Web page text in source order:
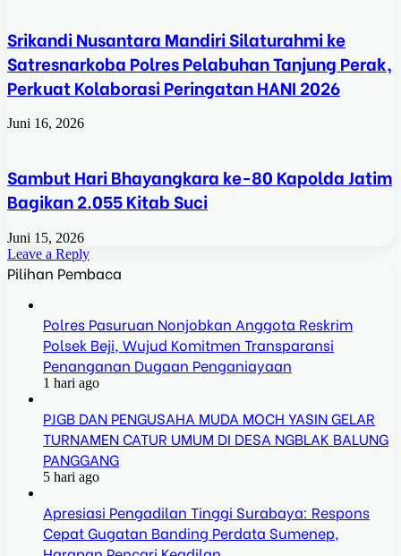
Srikandi Nusantara Mandiri Silaturahmi ke
Satresnarkoba Polres Pelabuhan Tanjung Perak,
Perkuat Kolaborasi Peringatan HANI 2026
Juni 16, 2026
Sambut Hari Bhayangkara ke-80 Kapolda Jatim
Bagikan 2.055 Kitab Suci
Juni 15, 2026
Leave a Reply
Pilihan Pembaca
Polres Pasuruan Nonjobkan Anggota Reskrim
Polsek Beji, Wujud Komitmen Transparansi
Penanganan Dugaan Penganiayaan
1 hari ago
PJGB DAN PENGUSAHA MUDA MOCH YASIN GELAR
TURNAMEN CATUR UMUM DI DESA NGBLAK BALUNG
PANGGANG
5 hari ago
Apresiasi Pengadilan Tinggi Surabaya: Respons
Cepat Gugatan Banding Perdata Sumenep,